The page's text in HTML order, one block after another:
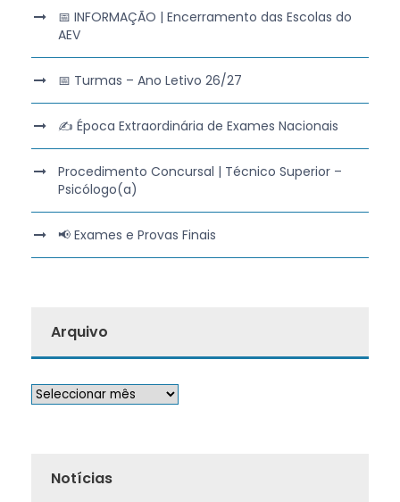
📅 INFORMAÇÃO | Encerramento das Escolas do
AEV
📅 Turmas – Ano Letivo 26/27
✍️ Época Extraordinária de Exames Nacionais
Procedimento Concursal | Técnico Superior –
Psicólogo(a)
📢 Exames e Provas Finais
Arquivo
Notícias